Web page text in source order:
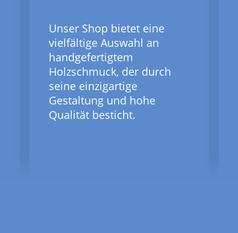
Unser Shop bietet eine
vielfältige Auswahl an
handgefertigtem
Holzschmuck, der durch
seine einzigartige
Gestaltung und hohe
Qualität besticht.